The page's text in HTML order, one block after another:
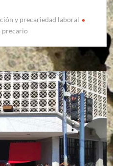
y precariedad laboral
precario